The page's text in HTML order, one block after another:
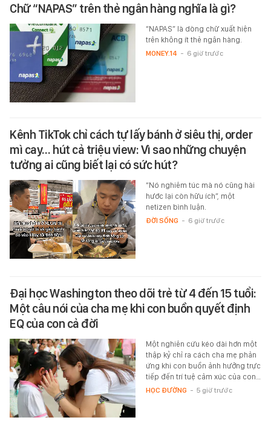
Chữ “NAPAS” trên thẻ ngân hàng nghĩa là gì?
“NAPAS” là dòng chữ xuất hiện
trên không ít thẻ ngân hàng.
MONEY.14 - 6 giờ trước
Kênh TikTok chỉ cách tự lấy bánh ở siêu thị, order
mì cay… hút cả triệu view: Vì sao những chuyện
tưởng ai cũng biết lại có sức hút?
“Nó nghiêm túc mà nó cũng hài
hước lại còn hữu ích”, một
netizen bình luận.
ĐỜI SỐNG - 6 giờ trước
Đại học Washington theo dõi trẻ từ 4 đến 15 tuổi:
Một câu nói của cha mẹ khi con buồn quyết định
EQ của con cả đời
Một nghiên cứu kéo dài hơn một
thập kỷ chỉ ra cách cha mẹ phản
ứng khi con buồn ảnh hưởng trực
tiếp đến trí tuệ cảm xúc của con…
HỌC ĐƯỜNG - 5 giờ trước